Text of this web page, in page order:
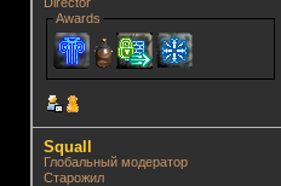
Awards
Squall
Глобальный модератор
Старожил